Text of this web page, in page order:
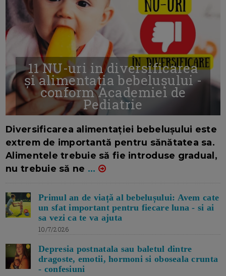
11 NU-uri in diversificarea
și alimentația bebelușului -
conform Academiei de
Pediatrie
Diversificarea alimentației bebelușului este
extrem de importantă pentru sănătatea sa.
Alimentele trebuie să fie introduse gradual,
nu trebuie să ne ...
Primul an de viață al bebelușului: Avem cate
un sfat important pentru fiecare luna - si ai
sa vezi ca te va ajuta
10/7/2026
Depresia postnatala sau baletul dintre
dragoste, emotii, hormoni si oboseala crunta
- confesiuni